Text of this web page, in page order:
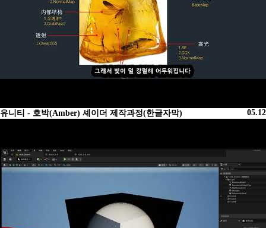
05.12
유니티 - 호박(Amber) 셰이더 제작과정(한글자막)